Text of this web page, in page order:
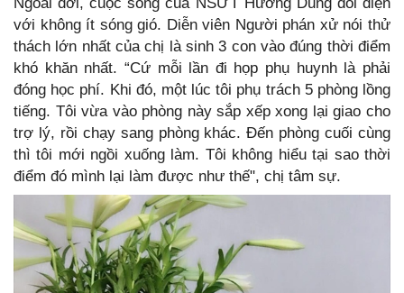
với không ít sóng gió. Diễn viên Người phán xử nói thử
thách lớn nhất của chị là sinh 3 con vào đúng thời điểm
khó khăn nhất. “Cứ mỗi lần đi họp phụ huynh là phải
đóng học phí. Khi đó, một lúc tôi phụ trách 5 phòng lồng
tiếng. Tôi vừa vào phòng này sắp xếp xong lại giao cho
trợ lý, rồi chạy sang phòng khác. Đến phòng cuối cùng
thì tôi mới ngồi xuống làm. Tôi không hiểu tại sao thời
điểm đó mình lại làm được như thế", chị tâm sự.